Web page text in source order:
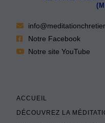
Notre Facebook
Notre site YouTube
ACCUEIL
DÉCOUVREZ LA